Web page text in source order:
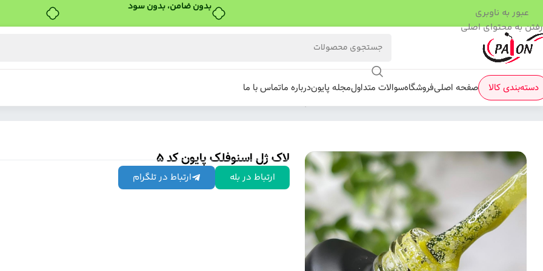
خرید قسطی با ترب‌پی
عبور به ناوبری
رفتن به محتوای اصلی
دسته‌بندی کالا صفحه اصلیفروشگاهسوالات متداولمجله پایوندرباره ماتماس با ما
فروشگاه /
لاک ژل اسنوفلک پایون کد 5
ارتباط در بله ارتباط در تلگرام